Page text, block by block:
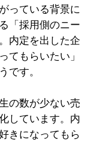
っている背景に
「採用側のニー
内定を出した企
てもらいたい」
です。
の数が少ない売
しています。内
きになってもら